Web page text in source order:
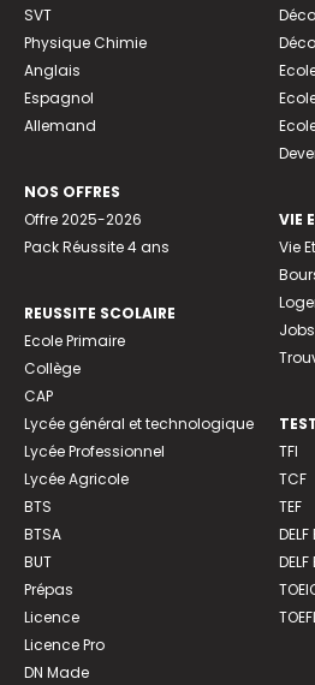
SVT
Physique Chimie
Anglais
Espagnol
Allemand
NOS OFFRES
Offre 2025-2026
Pack Réussite 4 ans
REUSSITE SCOLAIRE
Ecole Primaire
Collège
CAP
Lycée général et technologique
Lycée Professionnel
Lycée Agricole
BTS
BTSA
BUT
Prépas
Licence
Licence Pro
DN Made
VIE
Vie
TFI
TCF
TEF
DELF
DELF